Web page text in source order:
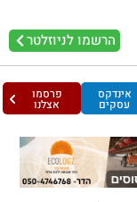
הרשמו לניוזלטר
אינדקס
עסקים
פרסמו
אצלנו